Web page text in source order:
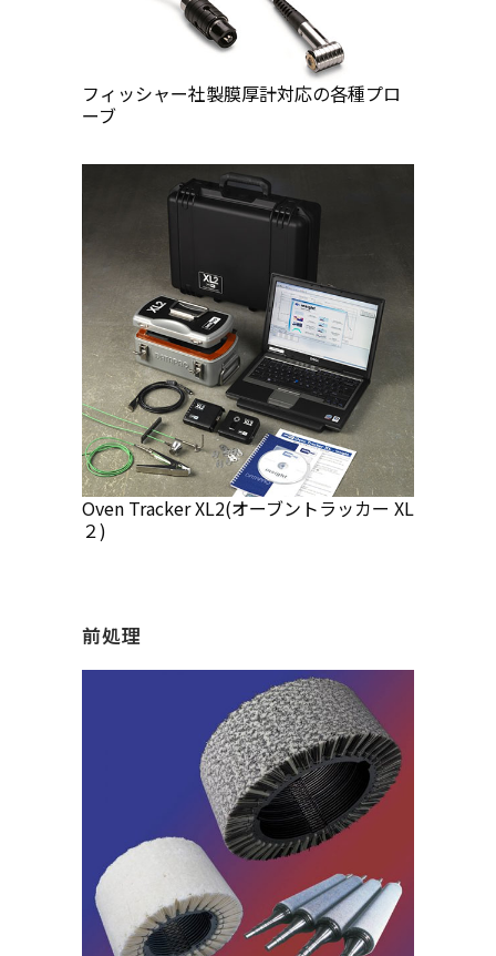
フィッシャー社製膜厚計対応の各種プロ
ーブ
Oven Tracker XL2(オーブントラッカー XL
２)
前処理